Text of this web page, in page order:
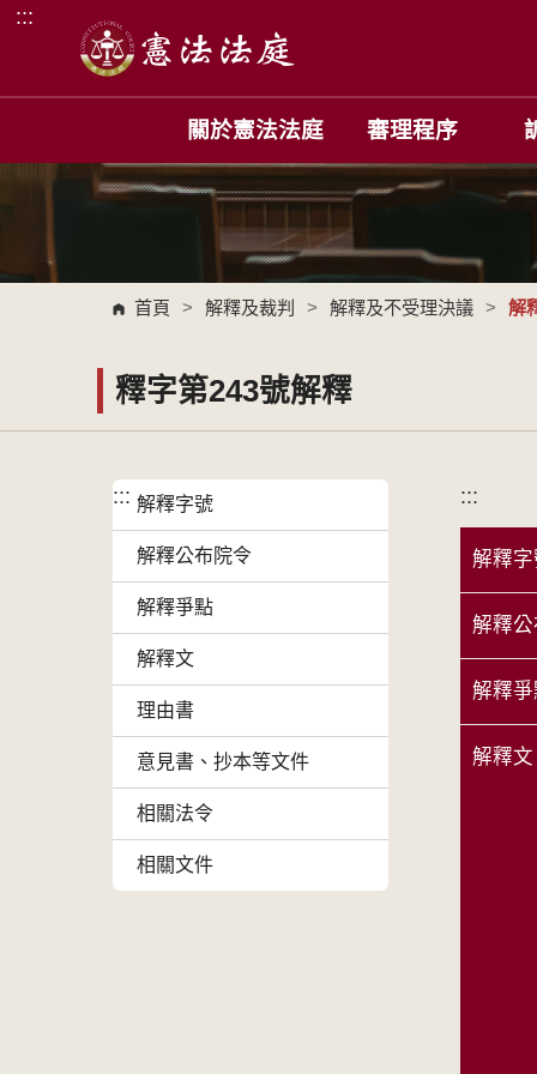
跳到主要內容區塊
:::
關於憲法法庭 審理程序
首頁 > 解釋及裁判 > 解釋及不受理決議 > 解
釋字第243號解釋
::: 解釋字號
解釋公布院令
解釋爭點
解釋文
理由書
意見書、抄本等文件
相關法令
相關文件
:::
解釋
解釋
解釋
解釋文